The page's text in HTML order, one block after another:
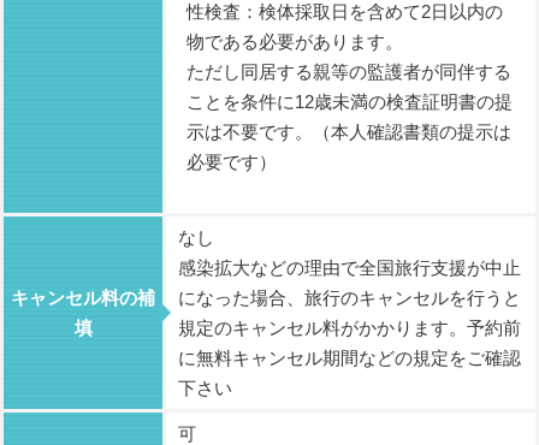
性検査：検体採取日を含めて2日以内の
物である必要があります。
ただし同居する親等の監護者が同伴する
ことを条件に12歳未満の検査証明書の提
示は不要です。（本人確認書類の提示は
必要です）
キャンセル料の補
填
なし
感染拡大などの理由で全国旅行支援が中止
になった場合、旅行のキャンセルを行うと
規定のキャンセル料がかかります。予約前
に無料キャンセル期間などの規定をご確認
下さい
可